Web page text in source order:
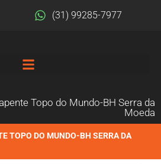
(31) 99285-7977
Topo do Mundo-BH Serra da
Moeda
TOPO DO MUNDO-BH SERRA DA